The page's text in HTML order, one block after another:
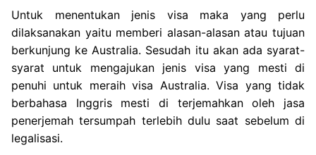
Untuk menentukan jenis visa maka yang perlu
dilaksanakan yaitu memberi alasan-alasan atau tujuan
berkunjung ke Australia. Sesudah itu akan ada syarat-
syarat untuk mengajukan jenis visa yang mesti di
penuhi untuk meraih visa Australia. Visa yang tidak
berbahasa Inggris mesti di terjemahkan oleh jasa
penerjemah tersumpah terlebih dulu saat sebelum di
legalisasi.